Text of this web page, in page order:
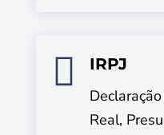

IRPJ
Real,